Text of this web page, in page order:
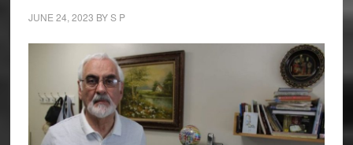
JUNE 24, 2023 BYS P